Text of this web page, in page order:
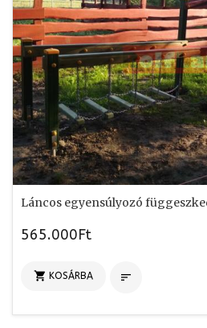
Láncos egyensúlyozó
565.000Ft
 KOSÁRBA 